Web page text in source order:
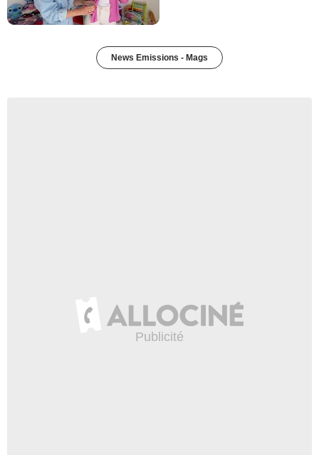
News Emissions - Mags